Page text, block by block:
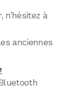
n’hésitez à
anciennes